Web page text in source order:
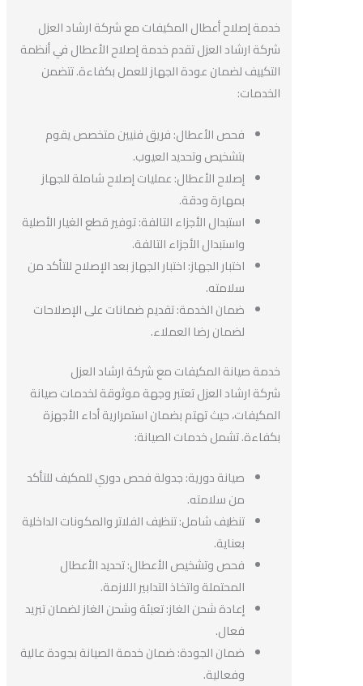
خدمة إصلاح أعطال المكيفات مع شركة ارشاد العزل
شركة ارشاد العزل تقدم خدمة إصلاح الأعطال في أنظمة
التكييف لضمان عودة الجهاز للعمل بكفاءة. تتضمن
الخدمات:
فحص الأعطال: فريق فنيين متخصص يقوم
بتشخيص وتحديد العيوب.
إصلاح الأعطال: عمليات إصلاح شاملة للجهاز
بمهارة ودقة.
استبدال الأجزاء التالفة: توفير قطع الغيار الأصلية
واستبدال الأجزاء التالفة.
اختبار الجهاز: اختبار الجهاز بعد الإصلاح للتأكد من
سلامته.
ضمان الخدمة: تقديم ضمانات على الإصلاحات
لضمان رضا العملاء.
خدمة صيانة المكيفات مع شركة ارشاد العزل
شركة ارشاد العزل تعتبر وجهة موثوقة لخدمات صيانة
المكيفات، حيث تهتم بضمان استمرارية أداء الأجهزة
بكفاءة. تشمل خدمات الصيانة:
صيانة دورية: جدولة فحص دوري للمكيف للتأكد
من سلامته.
تنظيف شامل: تنظيف الفلاتر والمكونات الداخلية
بعناية.
فحص وتشخيص الأعطال: تحديد الأعطال
المحتملة واتخاذ التدابير اللازمة.
إعادة شحن الغاز: تعبئة وشحن الغاز لضمان تبريد
فعال.
ضمان الجودة: ضمان خدمة الصيانة بجودة عالية
وفعالية.